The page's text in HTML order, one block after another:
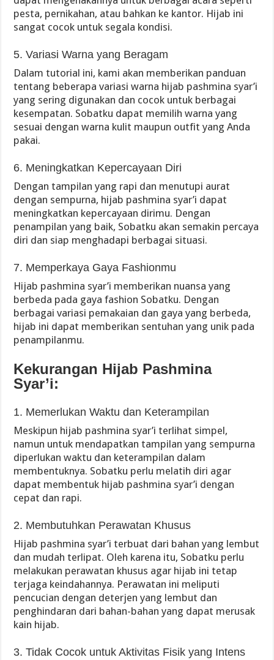
pesta, pernikahan, atau bahkan ke kantor. Hijab ini
sangat cocok untuk segala kondisi.
5. Variasi Warna yang Beragam
Dalam tutorial ini, kami akan memberikan panduan
tentang beberapa variasi warna hijab pashmina syar’i
yang sering digunakan dan cocok untuk berbagai
kesempatan. Sobatku dapat memilih warna yang
sesuai dengan warna kulit maupun outfit yang Anda
pakai.
6. Meningkatkan Kepercayaan Diri
Dengan tampilan yang rapi dan menutupi aurat
dengan sempurna, hijab pashmina syar’i dapat
meningkatkan kepercayaan dirimu. Dengan
penampilan yang baik, Sobatku akan semakin percaya
diri dan siap menghadapi berbagai situasi.
7. Memperkaya Gaya Fashionmu
Hijab pashmina syar’i memberikan nuansa yang
berbeda pada gaya fashion Sobatku. Dengan
berbagai variasi pemakaian dan gaya yang berbeda,
hijab ini dapat memberikan sentuhan yang unik pada
penampilanmu.
Kekurangan Hijab Pashmina
Syar’i:
1. Memerlukan Waktu dan Keterampilan
Meskipun hijab pashmina syar’i terlihat simpel,
namun untuk mendapatkan tampilan yang sempurna
diperlukan waktu dan keterampilan dalam
membentuknya. Sobatku perlu melatih diri agar
dapat membentuk hijab pashmina syar’i dengan
cepat dan rapi.
2. Membutuhkan Perawatan Khusus
Hijab pashmina syar’i terbuat dari bahan yang lembut
dan mudah terlipat. Oleh karena itu, Sobatku perlu
melakukan perawatan khusus agar hijab ini tetap
terjaga keindahannya. Perawatan ini meliputi
pencucian dengan deterjen yang lembut dan
penghindaran dari bahan-bahan yang dapat merusak
kain hijab.
3. Tidak Cocok untuk Aktivitas Fisik yang Intens